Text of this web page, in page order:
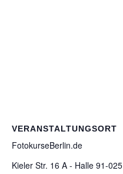
VERANSTALTUNGSORT
FotokurseBerlin.de
Kieler Str. 16 A - Halle 91-025